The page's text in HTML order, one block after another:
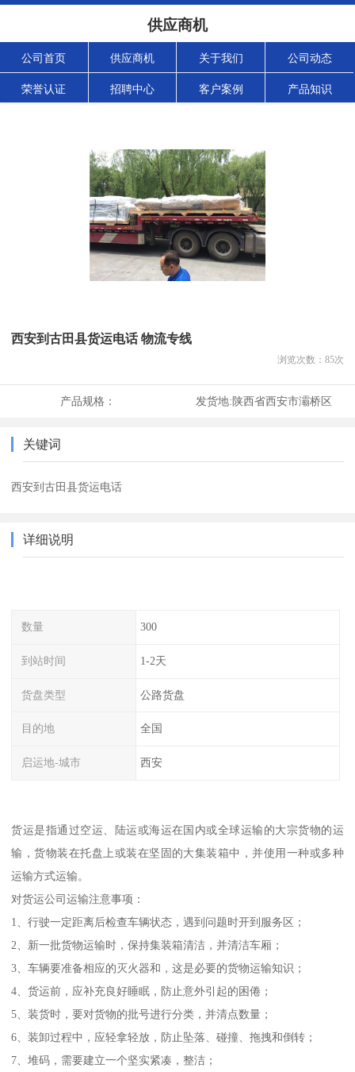
供应商机
公司首页 供应商机 关于我们 公司动态
荣誉认证 招聘中心 客户案例 产品知识
西安到古田县货运电话 物流专线
浏览次数： 85次
产品规格： 发货地:陕西省西安市灞桥区
关键词
西安到古田县货运电话
详细说明
数量 300
到站时间 1-2天
货盘类型 公路货盘
目的地 全国
启运地-城市 西安
货运是指通过空运、陆运或海运在国内或全球运输的大宗货物的运
输，货物装在托盘上或装在坚固的大集装箱中，并使用一种或多种
运输方式运输。
对货运公司运输注意事项：
1、行驶一定距离后检查车辆状态，遇到问题时开到服务区；
2、新一批货物运输时，保持集装箱清洁，并清洁车厢；
3、车辆要准备相应的灭火器和，这是必要的货物运输知识；
4、货运前，应补充良好睡眠，防止意外引起的困倦；
5、装货时，要对货物的批号进行分类，并清点数量；
6、装卸过程中，应轻拿轻放，防止坠落、碰撞、拖拽和倒转；
7、堆码，需要建立一个坚实紧凑，整洁；